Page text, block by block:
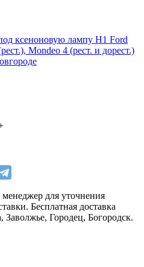
менеджер для уточнения
Бесплатная доставка
Городец, Богородск.